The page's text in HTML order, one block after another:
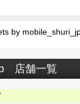
by
店舗一覧